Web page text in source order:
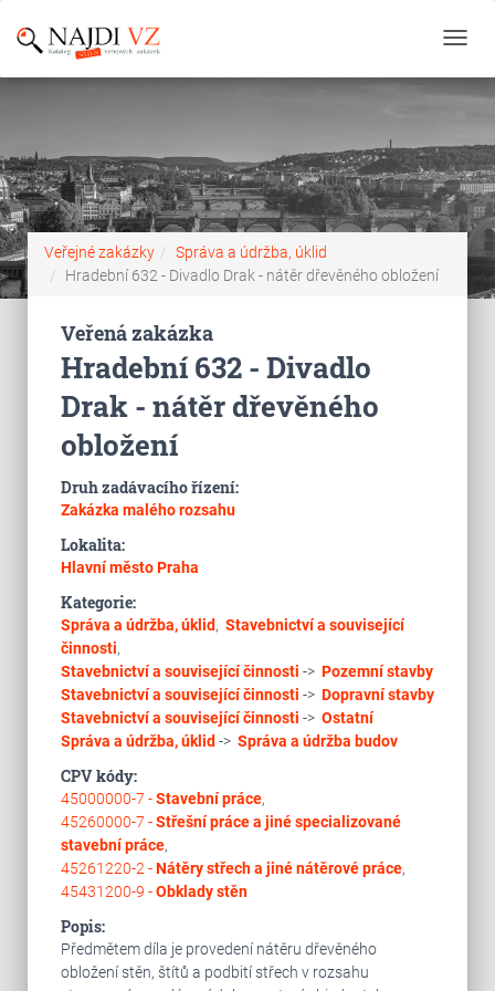
Veřejné zakázky
Správa a údržba, úklid
Hradební 632 - Divadlo Drak - nátěr dřevěného obložení
Veřená zakázka
Hradební 632 - Divadlo
Drak - nátěr dřevěného
obložení
Druh zadávacího řízení:
Zakázka malého rozsahu
Lokalita:
Hlavní město Praha
Kategorie:
Správa a údržba, úklid, Stavebnictví a související
činnosti,
Stavebnictví a související činnosti -> Pozemní stavby
Stavebnictví a související činnosti -> Dopravní stavby
Stavebnictví a související činnosti -> Ostatní
Správa a údržba, úklid -> Správa a údržba budov
CPV kódy:
45000000-7 -Stavební práce,
45260000-7 -Střešní práce a jiné specializované
stavební práce,
45261220-2 -Nátěry střech a jiné nátěrové práce,
45431200-9 -Obklady stěn
Popis:
Předmětem díla je provedení nátěru dřevěného
obložení stěn, štítů a podbití střech v rozsahu